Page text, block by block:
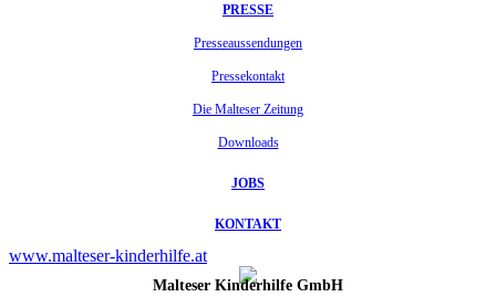
PRESSE
Presseaussendungen
Pressekontakt
Die Malteser Zeitung
Downloads
JOBS
KONTAKT
www.malteser-kinderhilfe.at
Malteser Kinderhilfe GmbH